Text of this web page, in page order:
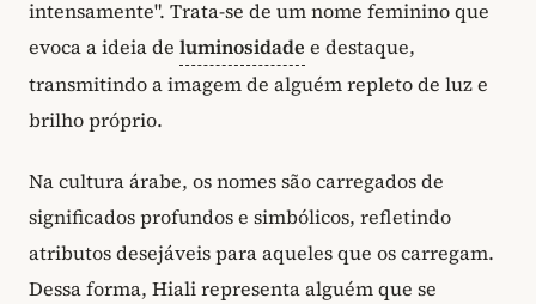
intensamente". Trata-se de um nome feminino que
evoca a ideia de luminosidade e destaque,
transmitindo a imagem de alguém repleto de luz e
brilho próprio.
Na cultura árabe, os nomes são carregados de
significados profundos e simbólicos, refletindo
atributos desejáveis para aqueles que os carregam.
Dessa forma, Hiali representa alguém que se